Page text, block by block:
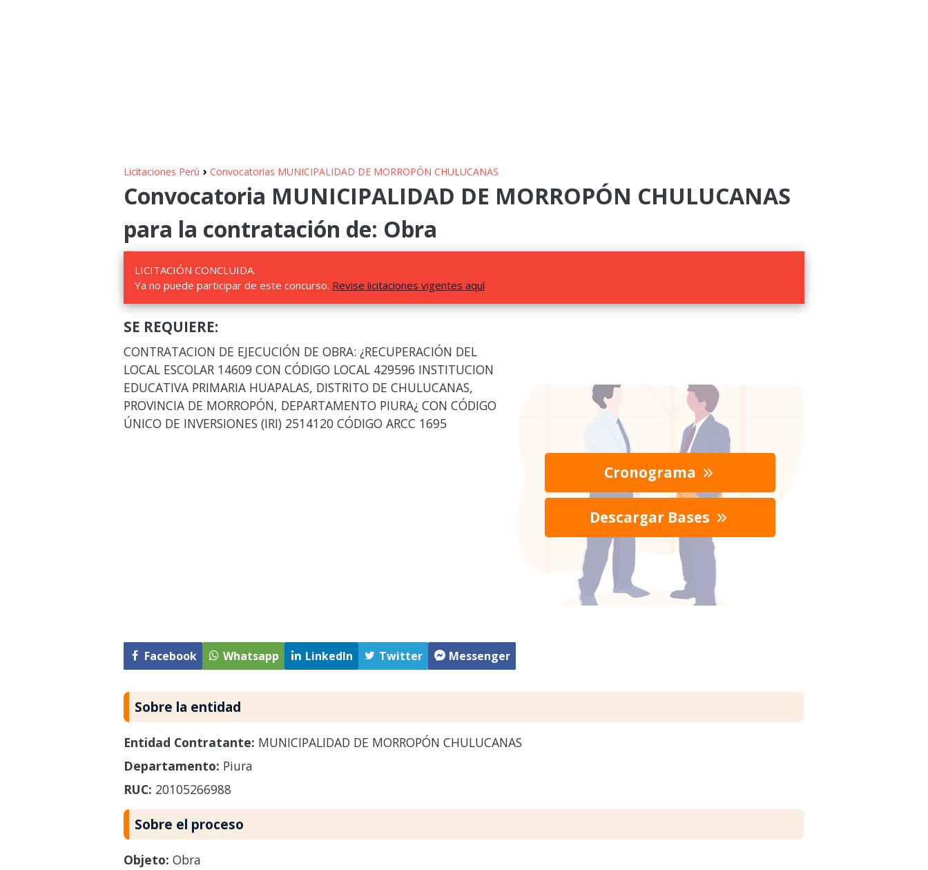
Licitaciones Perú › Convocatorias MUNICIPALIDAD DE MORROPÓN CHULUCANAS
Convocatoria MUNICIPALIDAD DE MORROPÓN CHULUCANAS
para la contratación de: Obra
LICITACIÓN CONCLUIDA.
Ya no puede participar de este concurso. Revise licitaciones vigentes aquí
SE REQUIERE:
CONTRATACION DE EJECUCIÓN DE OBRA: ¿RECUPERACIÓN DEL
LOCAL ESCOLAR 14609 CON CÓDIGO LOCAL 429596 INSTITUCION
EDUCATIVA PRIMARIA HUAPALAS, DISTRITO DE CHULUCANAS,
PROVINCIA DE MORROPÓN, DEPARTAMENTO PIURA¿ CON CÓDIGO
ÚNICO DE INVERSIONES (IRI) 2514120 CÓDIGO ARCC 1695
Facebook Whatsapp LinkedIn Twitter Messenger
Cronograma
Descargar Bases
Sobre la entidad
Entidad Contratante: MUNICIPALIDAD DE MORROPÓN CHULUCANAS
Departamento: Piura
RUC: 20105266988
Sobre el proceso
Objeto: Obra